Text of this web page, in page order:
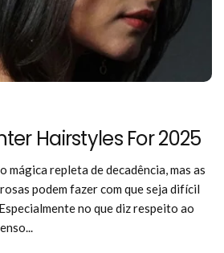
Hairstyles For 2025
mágica repleta de decadência, mas as
podem fazer com que seja difícil
no que diz respeito ao